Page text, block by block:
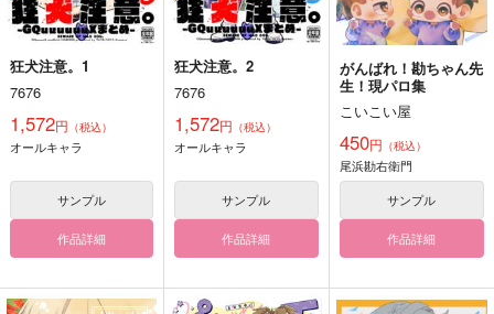
狂犬注意。1
7676
1,572円 （税込）
オールキャラ
サンプル
作品詳細
狂犬注意。2
7676
1,572円 （税込）
オールキャラ
サンプル
作品詳細
がんばれ！勘ちゃん先
生！現パロ集
こいこい屋
450円 （税込）
尾浜勘右衛門
サンプル
作品詳細